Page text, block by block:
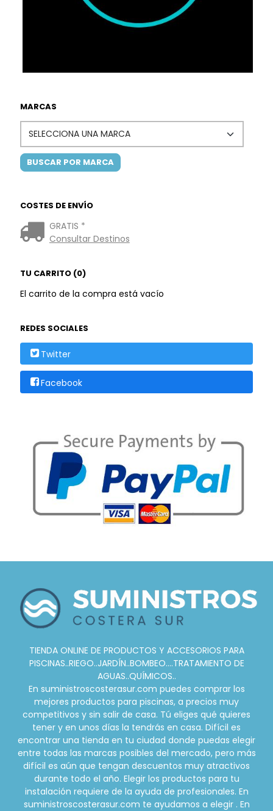
MARCAS
COSTES DE ENVÍO
GRATIS *
Consultar Destinos
TU CARRITO (0)
El carrito de la compra está vacío
REDES SOCIALES
Twitter
Facebook
TIENDA ONLINE DE PRODUCTOS Y ACCESORIOS PARA
PISCINAS..RIEGO..JARDÍN..BOMBEO....TRATAMIENTO DE
AGUAS..QUÍMICOS..
En suministroscosterasur.com puedes comprar los
mejores productos para piscinas, a precios muy
competitivos y sin salir de casa. Tú eliges qué quieres
tener y en unos días la tendrás en casa. Difícil es
encontrar una tienda en tu ciudad donde puedas elegir
entre todas las marcas posibles del mercado, pero más
difícil es aún que tengan descuentos muy atractivos
durante todo el año. Elegir los productos para tu
instalación requiere de la ayuda de profesionales. En
suministroscosterasur.com te ayudamos a elegir . En